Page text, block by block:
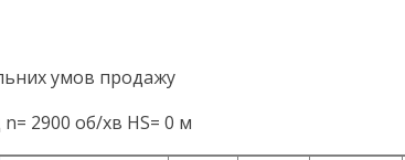
умов продажу
2900 об/хв HS= 0 м